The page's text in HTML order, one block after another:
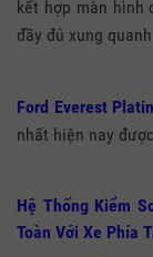
kết hợp màn hình
đầy đủ xung
Ford Everest
nhất hiện nay
Hệ Thống Kiểm
Toàn Với Xe Phía